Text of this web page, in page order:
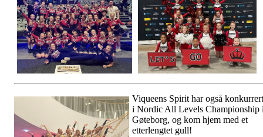
Viqueens Spirit har også konkurrert
i Nordic All Levels Championship
Gøteborg, og kom hjem med et
etterlengtet gull!